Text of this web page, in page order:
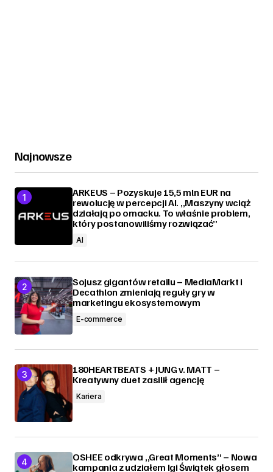
Najnowsze
ARKEUS – Pozyskuje 15,5 mln EUR na
rewolucję w percepcji AI. „Maszyny wciąż
działają po omacku. To właśnie problem,
który postanowiliśmy rozwiązać”
AI
Sojusz gigantów retailu – MediaMarkt i
Decathlon zmieniają reguły gry w
marketingu ekosystemowym
E-commerce
180HEARTBEATS + JUNG v. MATT –
Kreatywny duet zasilił agencję
Kariera
OSHEE odkrywa „Great Moments” – Nowa
kampania z udziałem Igi Świątek głosem